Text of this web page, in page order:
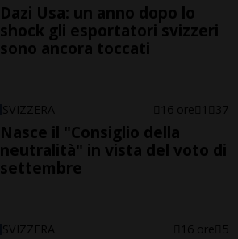
Dazi Usa: un anno dopo lo
shock gli esportatori svizzeri
sono ancora toccati
SVIZZERA 16 ore 1 37
Nasce il "Consiglio della
neutralità" in vista del voto di
settembre
SVIZZERA 16 ore 5